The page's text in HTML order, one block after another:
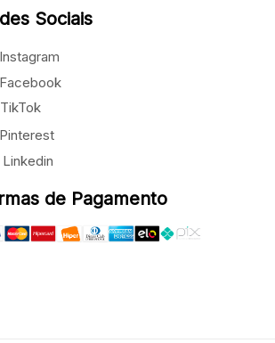
Sociais
Instagram
Facebook
TikTok
Pinterest
Linkedin
de Pagamento